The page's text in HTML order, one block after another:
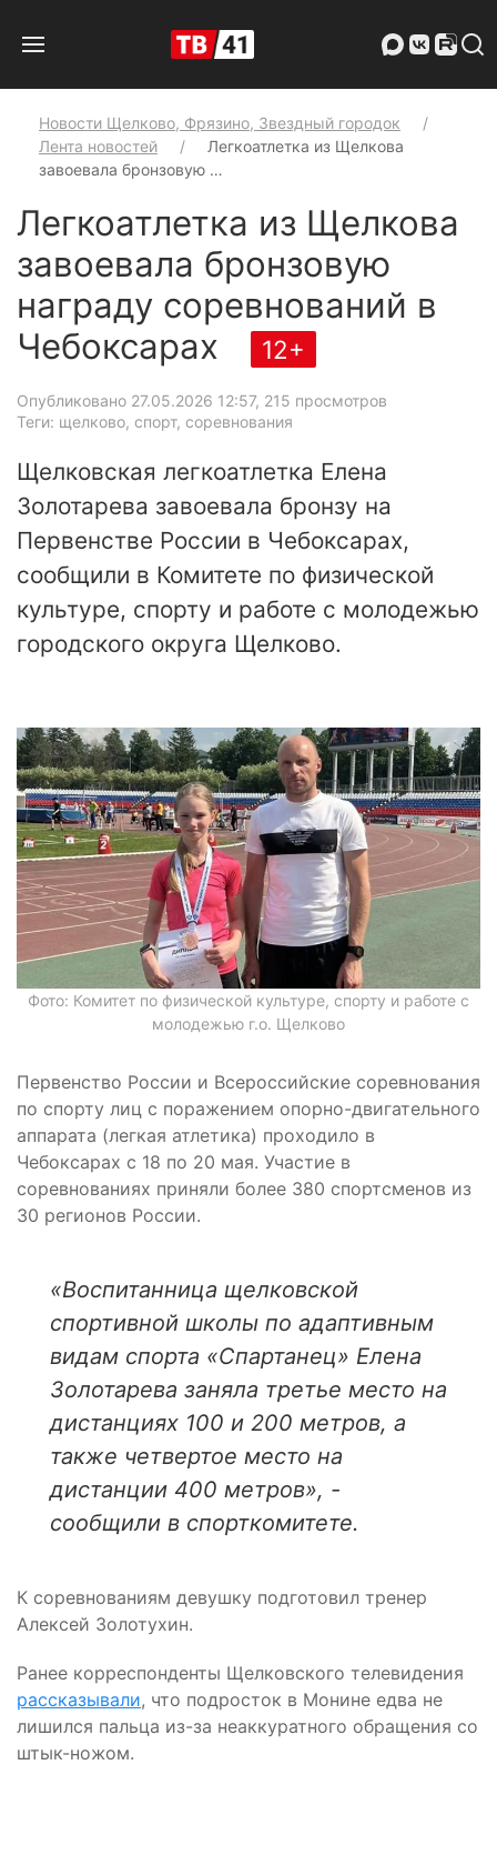
Новости Щелково, Фрязино, Звездный городок
Лента новостей
Легкоатлетка из Щелкова
завоевала бронзовую …
Легкоатлетка из Щелкова
завоевала бронзовую
награду соревнований в
Чебоксарах
12+
Опубликовано 27.05.2026 12:57, 215 просмотров
Теги: щелково, спорт, соревнования
Щелковская легкоатлетка Елена
Золотарева завоевала бронзу на
Первенстве России в Чебоксарах,
сообщили в Комитете по физической
культуре, спорту и работе с молодежью
городского округа Щелково.
Фото: Комитет по физической культуре, спорту и работе с
молодежью г.о. Щелково
Первенство России и Всероссийские соревнования
по спорту лиц с поражением опорно-двигательного
аппарата (легкая атлетика) проходило в
Чебоксарах с 18 по 20 мая. Участие в
соревнованиях приняли более 380 спортсменов из
30 регионов России.
«Воспитанница щелковской
спортивной школы по адаптивным
видам спорта «Спартанец» Елена
Золотарева заняла третье место на
дистанциях 100 и 200 метров, а
также четвертое место на
дистанции 400 метров», -
сообщили в спорткомитете.
К соревнованиям девушку подготовил тренер
Алексей Золотухин.
Ранее корреспонденты Щелковского телевидения
рассказывали, что подросток в Монине едва не
лишился пальца из-за неаккуратного обращения со
штык-ножом.